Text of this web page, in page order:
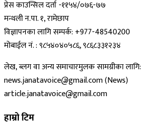
प्रेस काउन्सिल दर्ता -११५४/०७६-७७
मन्थली न.पा. १, रामेछाप
विज्ञापनका लागि सम्पर्क: +977-48540200
मोबाईल नं. : ९८५४०४०५८६, ९८६८३३१२३४
लेख, ब्लग वा अन्य समाचारमुलक सामग्रीका लागि:
news.janatavoice@gmail.com (News)
article.janatavoice@gmail.com
हाम्रो टिम